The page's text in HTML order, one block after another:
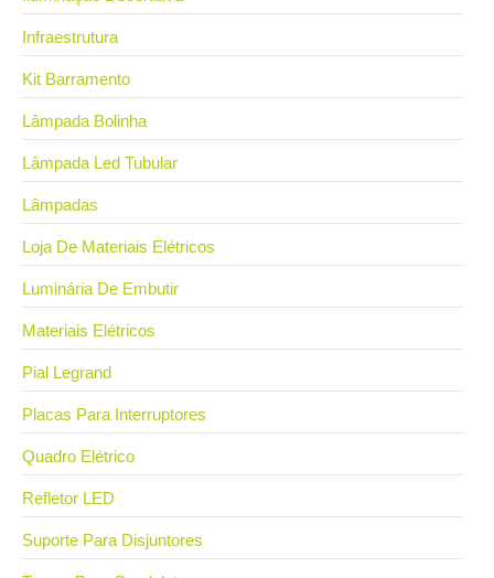
Infraestrutura
Kit Barramento
Lâmpada Bolinha
Lâmpada Led Tubular
Lâmpadas
Loja De Materiais Elétricos
Luminária De Embutir
Materiais Elétricos
Pial Legrand
Placas Para Interruptores
Quadro Elétrico
Refletor LED
Suporte Para Disjuntores